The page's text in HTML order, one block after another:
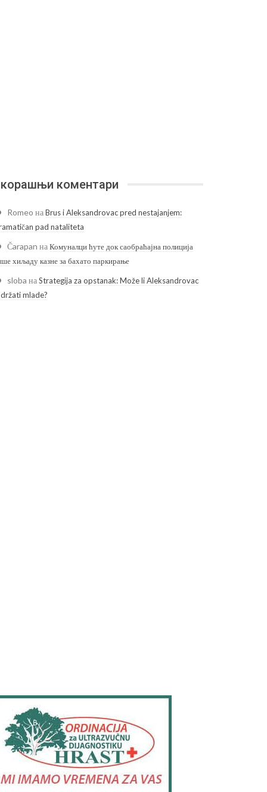
коментари
Romeo наBrus i Aleksandrovac pred nestajanjem:
pad nataliteta
Čarapan наКомуналци ћуте док саобраћајна полиција
хиљаду казне за бахато паркирање
sloba наStrategija za opstanak: Može li Aleksandrovac
mlade?